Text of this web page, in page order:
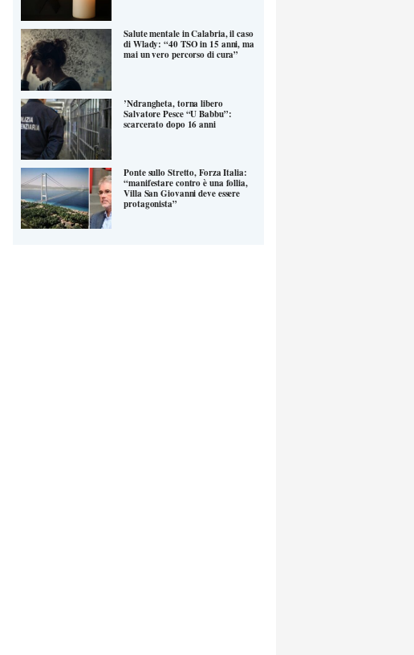
Salute mentale in Calabria, il caso
di Wlady: “40 TSO in 15 anni, ma
mai un vero percorso di cura”
’Ndrangheta, torna libero
Salvatore Pesce “U Babbu”:
scarcerato dopo 16 anni
Ponte sullo Stretto, Forza Italia:
“manifestare contro è una follia,
Villa San Giovanni deve essere
protagonista”